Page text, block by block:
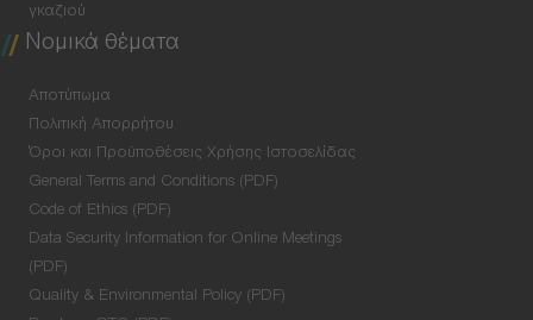
γκαζιού
Νομικά θέματα
Αποτύπωμα
Πολιτική Απορρήτου
Όροι και Προϋποθέσεις Χρήσης Ιστοσελίδας
General Terms and Conditions (PDF)
Code of Ethics (PDF)
Data Security Information for Online Meetings
(PDF)
Quality & Environmental Policy (PDF)